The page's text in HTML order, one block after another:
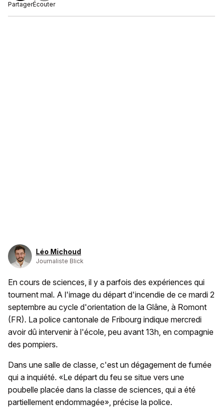
PartagerÉcouter
Léo Michoud
Journaliste Blick
En cours de sciences, il y a parfois des expériences qui
tournent mal. A l'image du départ d'incendie de ce mardi 2
septembre au cycle d'orientation de la Glâne, à Romont
(FR). La police cantonale de Fribourg indique mercredi
avoir dû intervenir à l'école, peu avant 13h, en compagnie
des pompiers.
Dans une salle de classe, c'est un dégagement de fumée
qui a inquiété. «Le départ du feu se situe vers une
poubelle placée dans la classe de sciences, qui a été
partiellement endommagée», précise la police.